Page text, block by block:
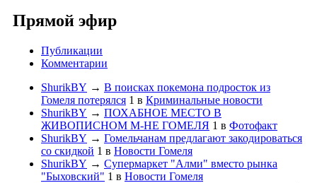
Прямой эфир
Публикации
Комментарии
ShurikBY → В поисках покемона подросток из
Гомеля потерялся 1 в Криминальные новости
ShurikBY → ПОХАБНОЕ МЕСТО В
ЖИВОПИСНОМ М-НЕ ГОМЕЛЯ 1 в Фотофакт
ShurikBY → Гомельчанам предлагают закодироваться
со скидкой 1 в Новости Гомеля
ShurikBY → Супермаркет "Алми" вместо рынка
"Быховский" 1 в Новости Гомеля